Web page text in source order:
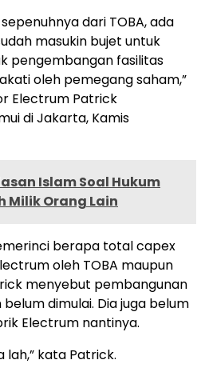
dari TOBA, ada
masukin bujet untuk
pengembangan fasilitas
oleh pemegang saham,”
Electrum Patrick
di Jakarta, Kamis
Islam Soal Hukum
Milik Orang Lain
berapa total capex
oleh TOBA maupun
menyebut pembangunan
dimulai. Dia juga belum
Electrum nantinya.
lah,” kata Patrick.